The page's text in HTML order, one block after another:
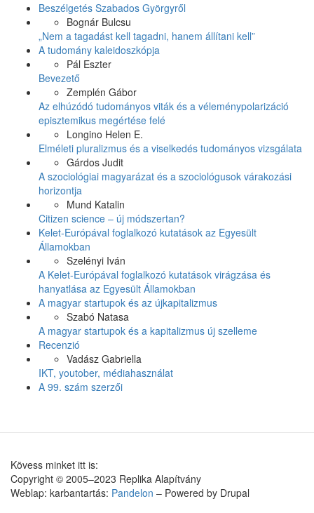
Beszélgetés Szabados Györgyről
Bognár Bulcsu
„Nem a tagadást kell tagadni, hanem állítani kell”
A tudomány kaleidoszkópja
Pál Eszter
Bevezető
Zemplén Gábor
Az elhúzódó tudományos viták és a véleménypolarizáció
episztemikus megértése felé
Longino Helen E.
Elméleti pluralizmus és a viselkedés tudományos vizsgálata
Gárdos Judit
A szociológiai magyarázat és a szociológusok várakozási
horizontja
Mund Katalin
Citizen science – új módszertan?
Kelet-Európával foglalkozó kutatások az Egyesült
Államokban
Szelényi Iván
A Kelet-Európával foglalkozó kutatások virágzása és
hanyatlása az Egyesült Államokban
A magyar startupok és az újkapitalizmus
Szabó Natasa
A magyar startupok és a kapitalizmus új szelleme
Recenzió
Vadász Gabriella
IKT, youtober, médiahasználat
A 99. szám szerzői
Kövess minket itt is:
Copyright © 2005–2023 Replika Alapítvány
Weblap: karbantartás: Pandelon – Powered by Drupal